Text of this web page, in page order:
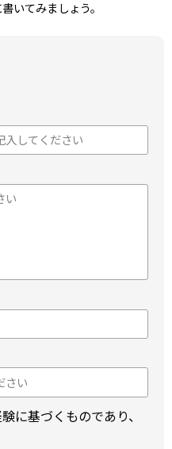
いてみましょう。
に基づくものであり、